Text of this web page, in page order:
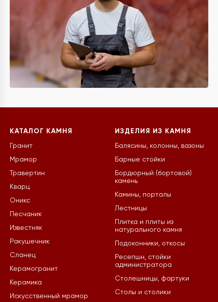
КАТАЛОГ КАМНЯ
Гранит
Мрамор
Травертин
Кварц
Оникс
Песчаник
Известняк
Ракушечник
Сланец
Керамогранит
Керамика
Искусственный мрамор
ИЗДЕЛИЯ ИЗ КАМНЯ
Балясины, колонны, вазоны
Барные стойки
Бордюрный (бортовой)
камень
Камины, порталы
Лестницы
Плитка и плиты из
натурального камня
Подоконники, откосы
Ресепшн, стойки
администратора
Столешницы, фартуки
Столы и столики